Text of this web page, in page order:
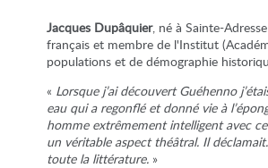
Jacques Dupâquier, né à Sainte-
français et membre de l'Institut
populations et de démographie
« Lorsque j’ai découvert Guéhenno
eau qui a regonflé et donné vie à
homme extrêmement intelligent avec
un véritable aspect théâtral. Il
toute la littérature. »